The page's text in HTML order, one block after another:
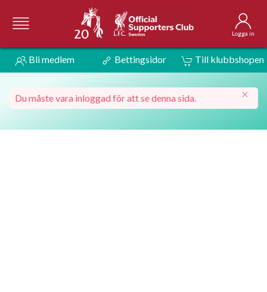
Logga in
Bli medlem Bettingsidor Till klubbshopen
Du måste vara inloggad för att se denna sida.